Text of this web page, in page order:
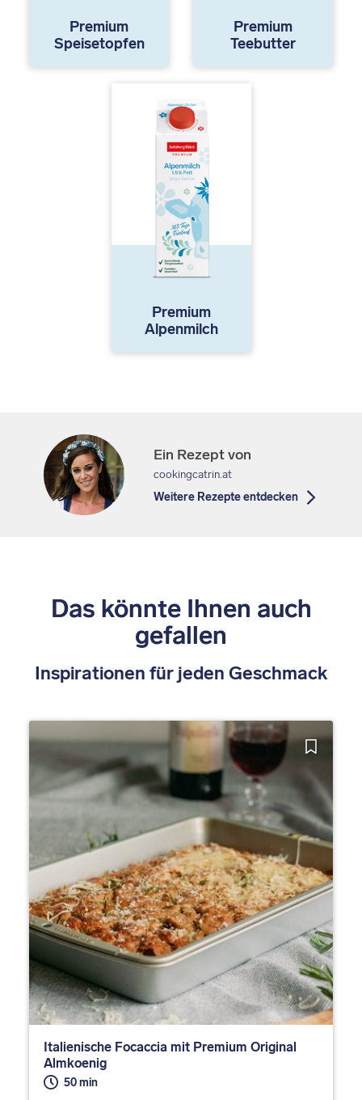
Premium
Speisetopfen
Premium
Teebutter
Premium
Alpenmilch
Ein Rezept von
cookingcatrin.at
Weitere Rezepte entdecken
Das könnte Ihnen auch
gefallen
Inspirationen für jeden Geschmack
Italienische Focaccia mit Premium Original
Almkoenig
50 min